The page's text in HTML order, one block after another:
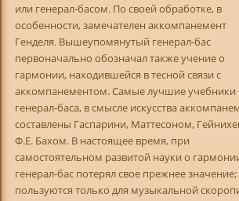
или генерал-басом. По своей обработке, в
особенности, замечателен аккомпанемент
Генделя. Вышеупомянутый генерал-бас
первоначально обозначал также учение о
гармонии, находившейся в тесной связи с
аккомпанементом. Самые лучшие учебники
генерал-баса, в смысле искусства
составлены Гаспарини, Маттесоном,
Ф.Е. Бахом. В настоящее время, при
самостоятельном развитой науки о
генерал-бас потерял свое прежнее
пользуются только для музыкальной